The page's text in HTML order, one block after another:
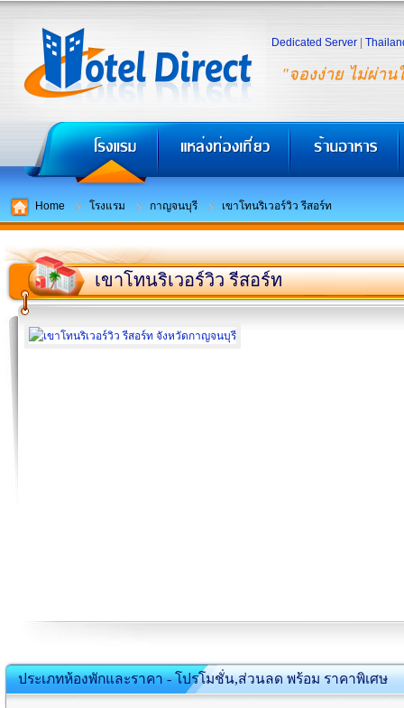
"จองง่าย ไม่ผ่าน
Dedicated Server
Home โรงแรม กาญจนบุรี เขาโทนริเวอร์วิว รีสอร์ท
เขาโทนริเวอร์วิว รีสอร์ท
ประเภทห้องพักและราคา - โปรโมชั่น,ส่วนลด พร้อม ราคาพิเศษ